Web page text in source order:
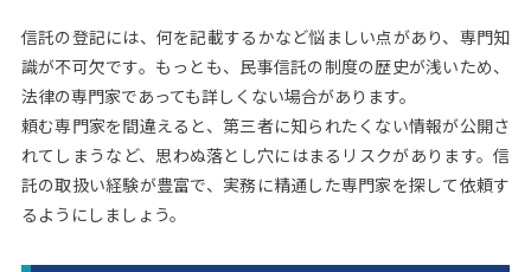
信託の登記には、何を記載するかなど悩ましい点があり、専門知
識が不可欠です。もっとも、民事信託の制度の歴史が浅いため、
法律の専門家であっても詳しくない場合があります。
頼む専門家を間違えると、第三者に知られたくない情報が公開さ
れてしまうなど、思わぬ落とし穴にはまるリスクがあります。信
託の取扱い経験が豊富で、実務に精通した専門家を探して依頼す
るようにしましょう。